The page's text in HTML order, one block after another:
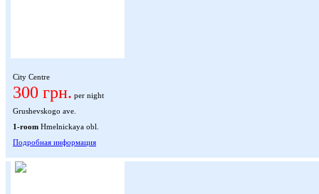
City Centre
300 грн. per night
Grushevskogo ave.
1-room Hmelnickaya obl.
Подробная информация